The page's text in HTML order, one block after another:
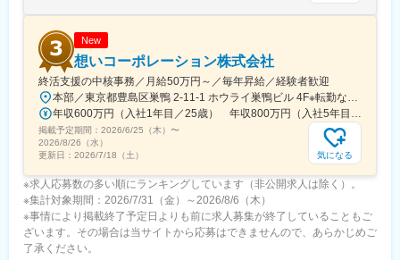
変更の範囲：会社の定める業務
New
想いコーポレーション株式会社
終活支援の中核事務／月給50万円～／毎年昇給／経験者歓迎
本部／東京都豊島区巣鴨 2-11-1 ホウライ巣鴨ビル 4F※転勤なし※JR山手線・都営三田線「巣鴨駅」より徒歩5分
年収600万円（入社1年目／25歳） 年収800万円（入社5年目／35歳／管理職・マネージャー）
掲載予定期間： 2026/6/25（木） 〜
2026/8/26（水）
更新日： 2026/7/18（土） 気になる
※求人応募数の多い順にランキングしています（非公開求人は除く）。
※集計対象期間：2026/7/31（金）～2026/8/6（木）
※事情により掲載終了予定日よりも前に求人募集が終了していることもご
ざいます。その場合は当サイトから応募はできませんので、あらかじめご
了承ください。